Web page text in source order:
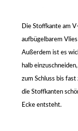
Die Stoffkante am
aufbügelbarem
Außerdem ist es
halb
zum Schluss bis
die Stoffkanten
Ecke entsteht.